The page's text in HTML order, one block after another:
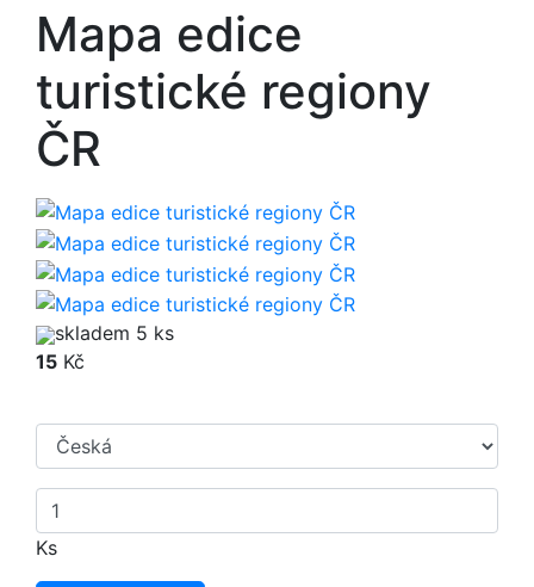
Mapa edice
turistické regiony
ČR
skladem 5 ks
15 Kč
Ks